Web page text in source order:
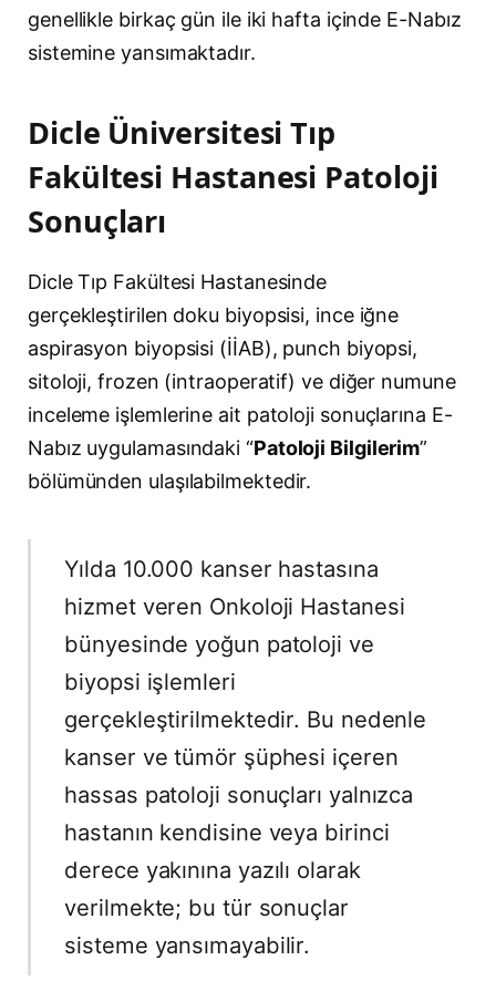
genellikle birkaç gün ile iki hafta içinde E-Nabız
sistemine yansımaktadır.
Dicle Üniversitesi Tıp
Fakültesi Hastanesi Patoloji
Sonuçları
Dicle Tıp Fakültesi Hastanesinde
gerçekleştirilen doku biyopsisi, ince iğne
aspirasyon biyopsisi (İİAB), punch biyopsi,
sitoloji, frozen (intraoperatif) ve diğer numune
inceleme işlemlerine ait patoloji sonuçlarına E-
Nabız uygulamasındaki “Patoloji Bilgilerim”
bölümünden ulaşılabilmektedir.
Yılda 10.000 kanser hastasına
hizmet veren Onkoloji Hastanesi
bünyesinde yoğun patoloji ve
biyopsi işlemleri
gerçekleştirilmektedir. Bu nedenle
kanser ve tümör şüphesi içeren
hassas patoloji sonuçları yalnızca
hastanın kendisine veya birinci
derece yakınına yazılı olarak
verilmekte; bu tür sonuçlar
sisteme yansımayabilir.